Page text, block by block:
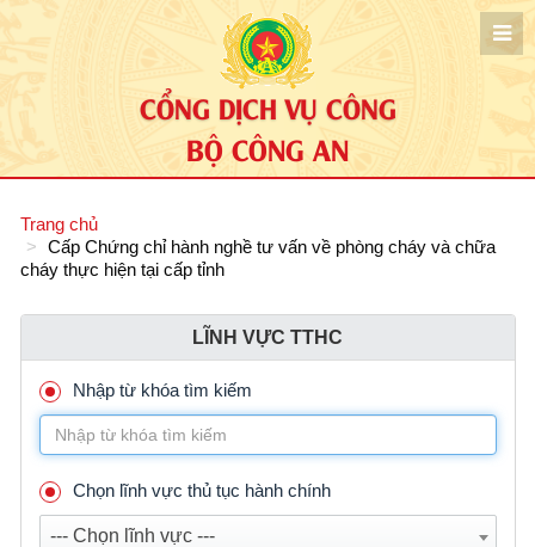
CỔNG DỊCH VỤ CÔNG
BỘ CÔNG AN
Trang chủ
Cấp Chứng chỉ hành nghề tư vấn về phòng cháy và chữa
cháy thực hiện tại cấp tỉnh
LĨNH VỰC TTHC
Nhập từ khóa tìm kiếm
Chọn lĩnh vực thủ tục hành chính
--- Chọn lĩnh vực ---